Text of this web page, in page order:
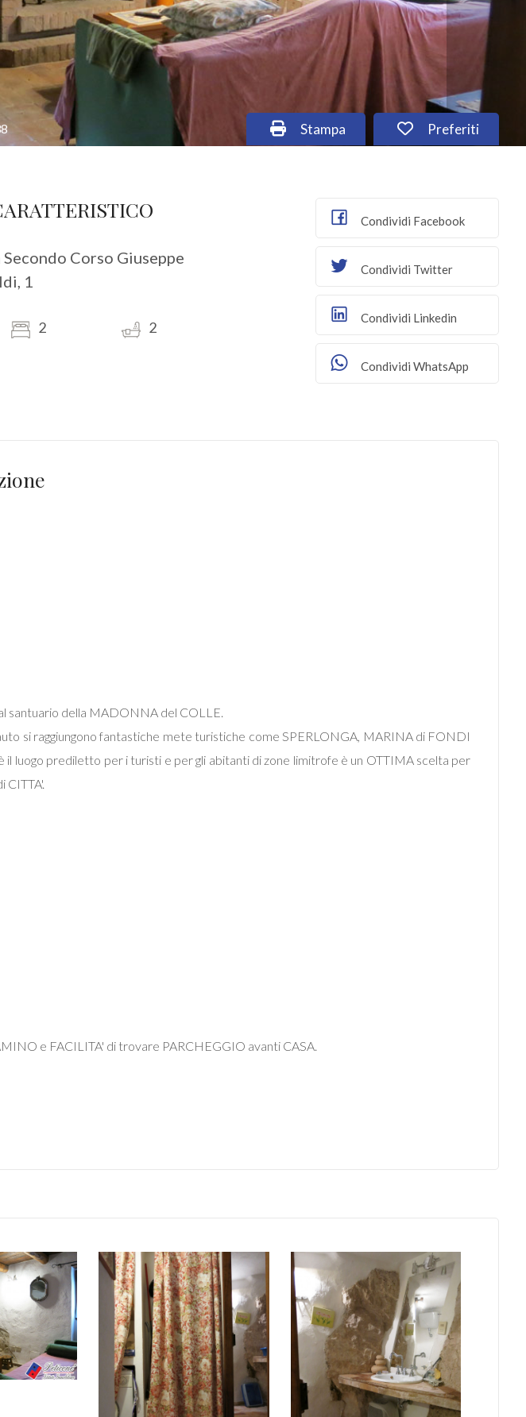
Corso Giuseppe
1
2 2
Preferiti: Cod.
Preferiti
Stampa: Cod. B1020RM
Stampa
Condividi Facebook
Condividi Twitter
Condividi Linkedin
Condividi WhatsApp
santuario della MADONNA del COLLE.
si raggiungono fantastiche mete turistiche come SPERLONGA, MARINA di FONDI
il luogo prediletto per i turisti e per gli abitanti di zone limitrofe è un OTTIMA scelta per
CITTA'.
e FACILITA' di trovare PARCHEGGIO avanti CASA.